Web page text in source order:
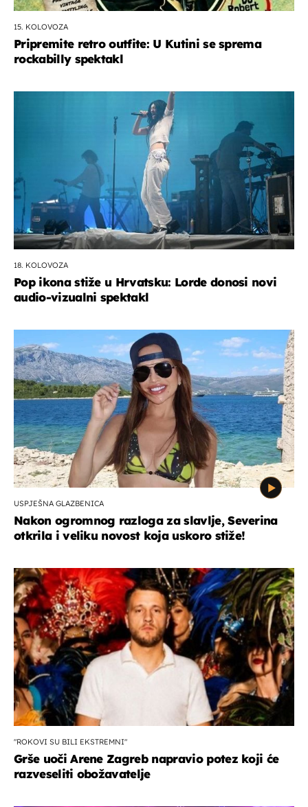
15. KOLOVOZA
Pripremite retro outfite: U Kutini se sprema
rockabilly spektakl
18. KOLOVOZA
Pop ikona stiže u Hrvatsku: Lorde donosi novi
audio-vizualni spektakl
USPJEŠNA GLAZBENICA
Nakon ogromnog razloga za slavlje, Severina
otkrila i veliku novost koja uskoro stiže!
"ROKOVI SU BILI EKSTREMNI"
Grše uoči Arene Zagreb napravio potez koji će
razveseliti obožavatelje